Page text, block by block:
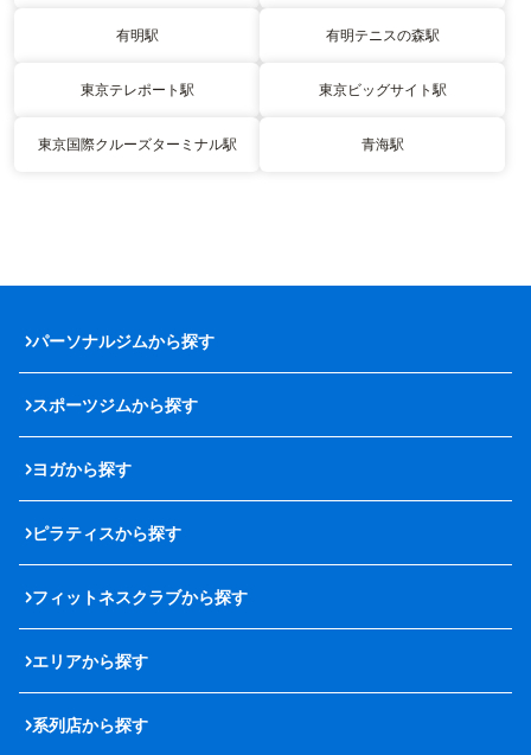
有明駅 有明テニスの森駅
東京テレポート駅 東京ビッグサイト駅
東京国際クルーズターミナル駅 青海駅
パーソナルジムから探す
スポーツジムから探す
ヨガから探す
ピラティスから探す
フィットネスクラブから探す
エリアから探す
系列店から探す